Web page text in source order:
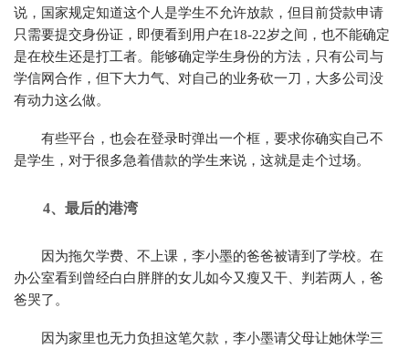
说，国家规定知道这个人是学生不允许放款，但目前贷款申请
只需要提交身份证，即便看到用户在18-22岁之间，也不能确定
是在校生还是打工者。能够确定学生身份的方法，只有公司与
学信网合作，但下大力气、对自己的业务砍一刀，大多公司没
有动力这么做。
有些平台，也会在登录时弹出一个框，要求你确实自己不
是学生，对于很多急着借款的学生来说，这就是走个过场。
4、 最后的港湾
因为拖欠学费、不上课，李小墨的爸爸被请到了学校。在
办公室看到曾经白白胖胖的女儿如今又瘦又干、判若两人，爸
爸哭了。
因为家里也无力负担这笔欠款，李小墨请父母让她休学三